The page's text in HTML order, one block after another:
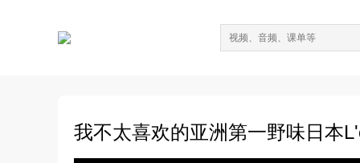
我不太喜欢的亚洲第一野味日本